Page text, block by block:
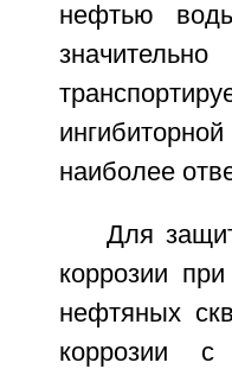
нефтью
наиболее
Для
коррозии
нефтяных
коррозии с